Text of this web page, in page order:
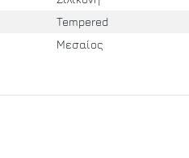
Tempered
Μεσαίος